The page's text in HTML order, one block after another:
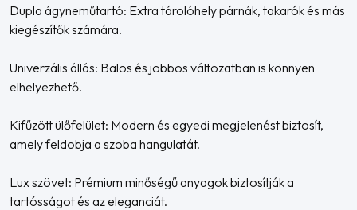
Dupla ágyneműtartó: Extra tárolóhely párnák, takarók és más
kiegészítők számára.
Univerzális állás: Balos és jobbos változatban is könnyen
elhelyezhető.
Kifűzött ülőfelület: Modern és egyedi megjelenést biztosít,
amely feldobja a szoba hangulatát.
Lux szövet: Prémium minőségű anyagok biztosítják a
tartósságot és az eleganciát.